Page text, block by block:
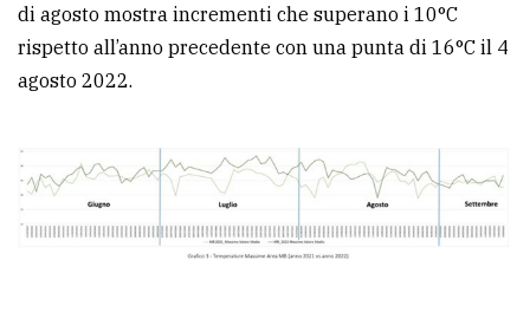
di agosto mostra incrementi che superano i 10°C
rispetto all’anno precedente con una punta di 16°C il 4
agosto 2022.